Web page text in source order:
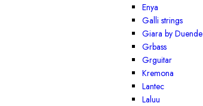
Enya
Galli strings
Giara by Duende
Grbass
Grguitar
Kremona
Lantec
Laluu